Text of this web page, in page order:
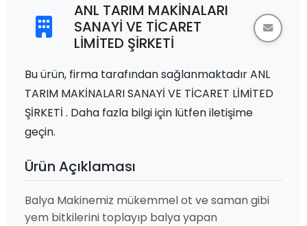
ANL TARIM MAKİNALARI
SANAYİ VE TİCARET
LİMİTED ŞİRKETİ
Bu ürün, firma tarafından sağlanmaktadır ANL
TARIM MAKİNALARI SANAYİ VE TİCARET LİMİTED
ŞİRKETİ . Daha fazla bilgi için lütfen iletişime
geçin.
Ürün Açıklaması
Balya Makinemiz mükemmel ot ve saman gibi
yem bitkilerini toplayıp balya yapan